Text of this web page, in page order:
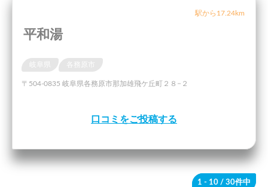
駅から17.24km
平和湯
岐阜県 各務原市
〒504-0835 岐阜県各務原市那加雄飛ケ丘町２８−２
口コミをご投稿する
1 - 10 / 30件中